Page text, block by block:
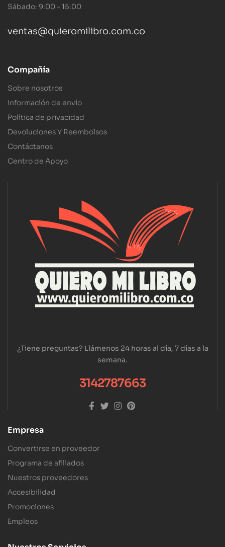
Sábado: 9:00 – 15:00
ventas@quieromilibro.com.co
Compañía
Sobre nosotros
Información de envío
Política de privacidad
Devoluciones Y Reembolsos
Contáctanos
Centro de Apoyo
¿Tiene preguntas? Llámenos 24 horas al día, 7 días a la
semana.
3142787663
Empresa
Convertirse en proveedor
Programa de afiliados
Nuestros proveedores
Accesibilidad
Promociones
Empleos